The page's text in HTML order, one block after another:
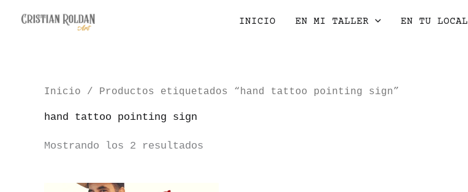
INICIO EN MI TALLER EN TU LOCAL
Inicio / Productos etiquetados “hand tattoo pointing sign”
hand tattoo pointing sign
Mostrando los 2 resultados